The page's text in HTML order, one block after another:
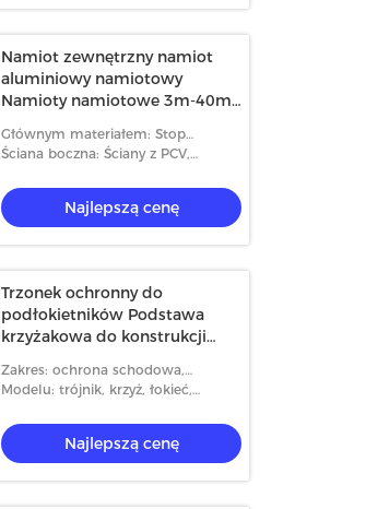
Namiot zewnętrzny namiot
aluminiowy namiotowy
Namioty namiotowe 3m-40m
Głównym materiałem: Stop
aluminium
Ściana boczna: Ściany z PCV,
Najlepszą cenę
Trzonek ochronny do
podłokietników Podstawa
krzyżakowa do konstrukcji
Zakres: ochrona schodowa,
ochrona podłogi, balkon, ochrona
Modelu: trójnik, krzyż, łokieć,
Najlepszą cenę